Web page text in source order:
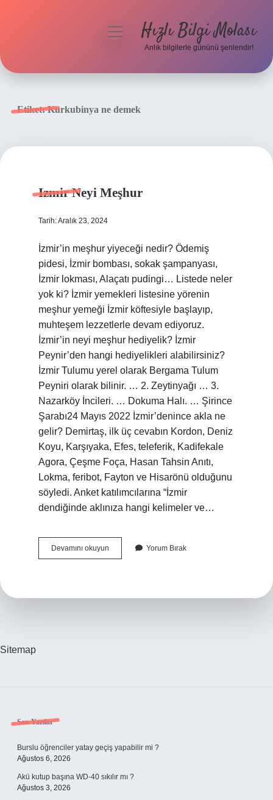
menüyüHızlı Bilgi Molası
Anlık bilgilerle gününü şenlendir!
Etiket:Kurkubinya ne demek
Izmir Neyi Meşhur
Tarih: Aralık 23, 2024
İzmir’in meşhur yiyeceği nedir? Ödemiş
pidesi, İzmir bombası, sokak şampanyası,
İzmir lokması, Alaçatı pudingi… Listede neler
yok ki? İzmir yemekleri listesine yörenin
meşhur yemeği İzmir köftesiyle başlayıp,
muhteşem lezzetlerle devam ediyoruz.
İzmir’in neyi meşhur hediyelik? İzmir
Peynir’den hangi hediyelikleri alabilirsiniz?
İzmir Tulumu yerel olarak Bergama Tulum
Peyniri olarak bilinir. … 2. Zeytinyağı … 3.
Nazarköy İncileri. … Dokuma Halı. … Şirince
Şarabı24 Mayıs 2022 İzmir’denince akla ne
gelir? Demirtaş, ilk üç cevabın Kordon, Deniz
Koyu, Karşıyaka, Efes, teleferik, Kadifekale
Agora, Çeşme Foça, Hasan Tahsin Anıtı,
Lokma, feribot, Fayton ve Hisarönü olduğunu
söyledi. Anket katılımcılarına “İzmir
dendiğinde aklınıza hangi kelimeler ve…
Devamını okuyun
Neyi
Yorum Bırak
Sitemap
Sidebar
Son Yazılar
Burslu öğrenciler yatay geçiş yapabilir mi ?
Ağustos 6, 2026
Akü kutup başına WD-40 sıkılır mı ?
Ağustos 3, 2026